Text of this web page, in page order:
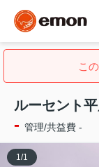
こ
ルーセント
- 管理/共益費 -
1 /1